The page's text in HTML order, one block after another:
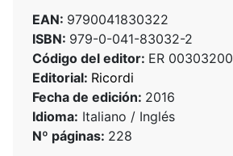
EAN: 9790041830322
ISBN: 979-0-041-83032-2
Código del editor: ER 00303200
Editorial: Ricordi
Fecha de edición: 2016
Idioma: Italiano / Inglés
Nº páginas: 228